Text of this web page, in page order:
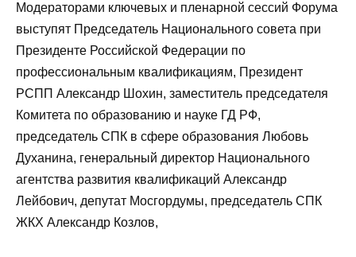
Модераторами ключевых и пленарной сессий Форума
выступят Председатель Национального совета при
Президенте Российской Федерации по
профессиональным квалификациям, Президент
РСПП Александр Шохин, заместитель председателя
Комитета по образованию и науке ГД РФ,
председатель СПК в сфере образования Любовь
Духанина, генеральный директор Национального
агентства развития квалификаций Александр
Лейбович, депутат Мосгордумы, председатель СПК
ЖКХ Александр Козлов,